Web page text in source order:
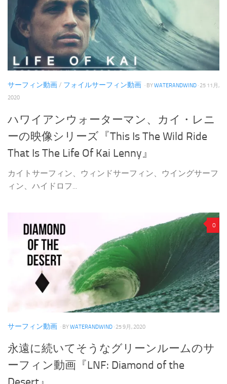
サーフィン動画/ フォイルサーフィン動画 · BYWATERANDWIND · 25 11月,
2020
ハワイアンウォーターマン、カイ・レニ
ーの映像シリーズ『This Is The Wild Ride
That Is The Life Of Kai Lenny』
カイトサーフィン、ウィンドサーフィン、ウイングサーフ
ィン、ハイドロフ...
0
サーフィン動画 · BYWATERANDWIND · 25 9月, 2020
永遠に続いてそうなグリーンルームのサ
ーフィン動画『LNF: Diamond of the